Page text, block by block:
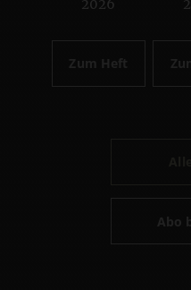
2026
Zum Heft
Abo